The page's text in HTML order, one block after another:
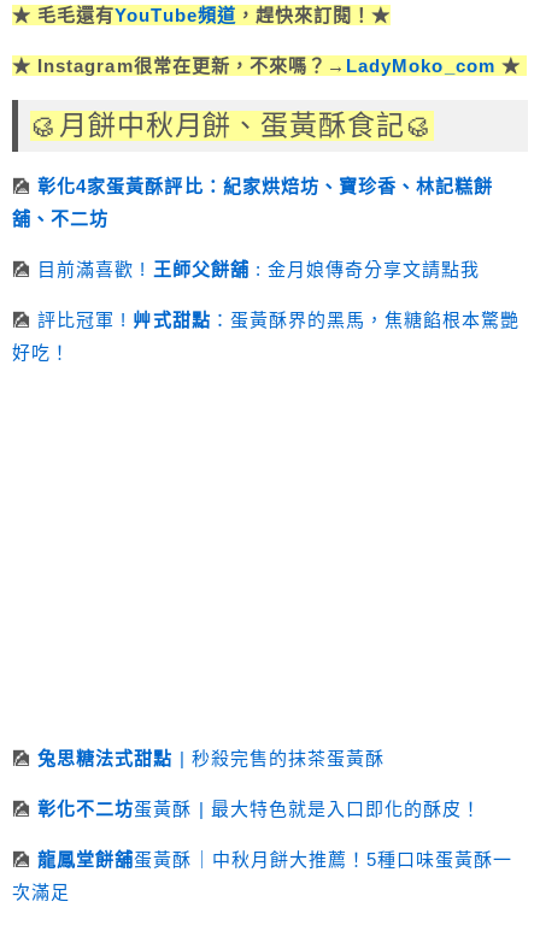
★ 毛毛還有YouTube頻道 ，趕快來訂閱！★
★ Instagram很常在更新，不來嗎？→ LadyMoko_com ★
🥮 月餅中秋月餅、蛋黃酥食記 🥮
🎑彰化4家蛋黃酥評比：紀家烘焙坊、寶珍香、林記糕餅
舖、不二坊
🎑 目前滿喜歡 ! 王師父餅舖 : 金月娘傳奇分享文請點我
🎑評比冠軍 ! 艸式甜點 ：蛋黃酥界的黑馬，焦糖餡根本驚艷
好吃！
🎑兔思糖法式甜點 | 秒殺完售的抹茶蛋黃酥
🎑彰化不二坊蛋黃酥 | 最大特色就是入口即化的酥皮！
🎑龍鳳堂餅舖蛋黃酥｜中秋月餅大推薦！5種口味蛋黃酥一
次滿足